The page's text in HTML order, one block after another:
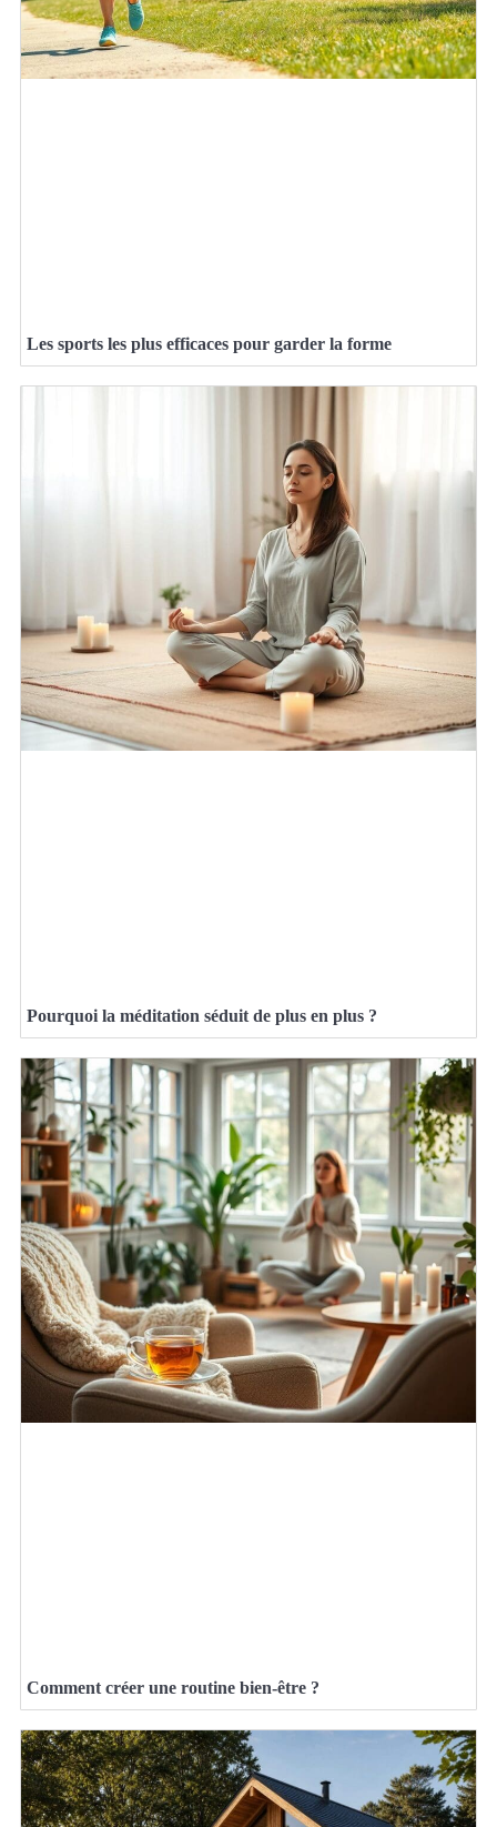
Les sports les plus efficaces pour garder la forme
Pourquoi la méditation séduit de plus en plus ?
Comment créer une routine bien-être ?